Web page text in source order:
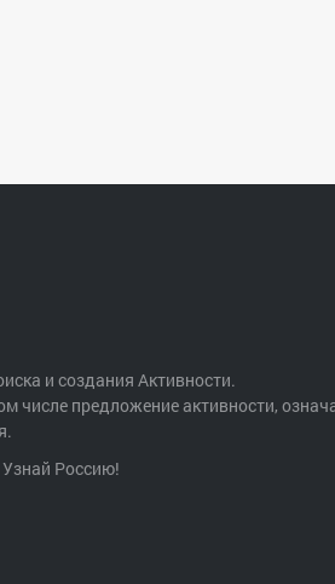
и создания Активности.
числе предложение активности,
Россию!